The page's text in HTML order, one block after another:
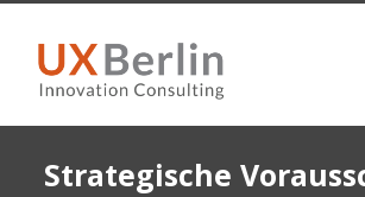
Strategische